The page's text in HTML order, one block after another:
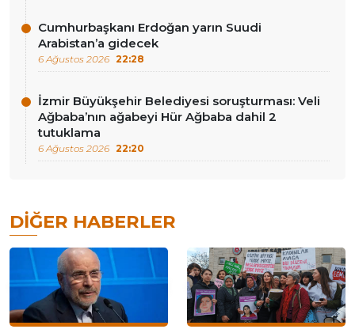
Cumhurbaşkanı Erdoğan yarın Suudi
Arabistan’a gidecek
6 Ağustos 2026 22:28
İzmir Büyükşehir Belediyesi soruşturması: Veli
Ağbaba’nın ağabeyi Hür Ağbaba dahil 2
tutuklama
6 Ağustos 2026 22:20
DIĞER HABERLER